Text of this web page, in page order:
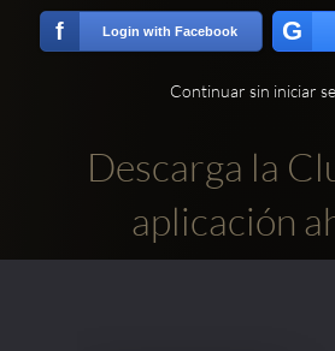
f Login with Facebook G
Continuar sin iniciar
Descarga la
aplicación